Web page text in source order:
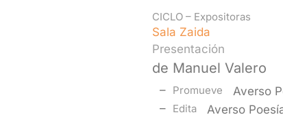
CICLO – Expositoras
Sala Zaida
Presentación
de Manuel Valero
Promueve Averso
Edita Averso